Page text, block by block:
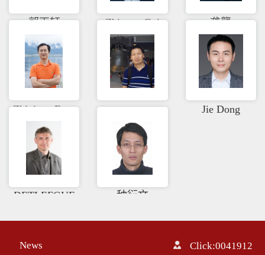
郭丙轩 Zhipeng Gui 龚龑
Zhixiang Fang yansong Jie Dong
DETLEFGUE
种衍文
News Click:0041912